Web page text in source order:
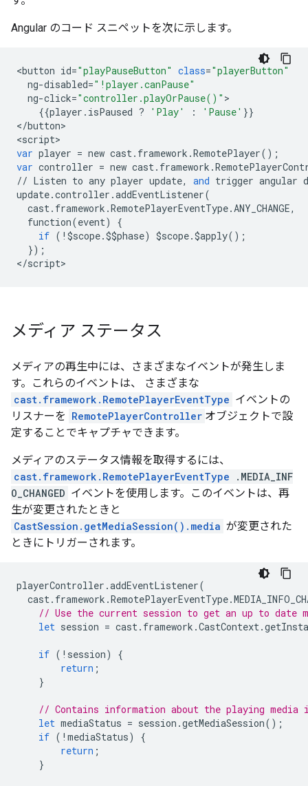
Angular のコード スニペットを次に示します。
<button id="playPauseButton" class="playerButton"
ng-disabled="!player.canPause"
ng-click="controller.playOrPause()"
{{player . isPaused ? 'Play' : 'Pause' }}
</button>
<script
var player = new cast. framework .RemotePlayer();
var controller = new cast. framework .
// Listen to any player update, and trigger angular
update.controller .addEventListener(
cast. framework .RemotePlayerEventType.ANY_CHANGE,
function(event)
{
if ( !$scope.$$phase) $scope.$apply();
});
</script>
メディア ステータス
メディアの再生中には、さまざまなイベントが発生しま
す。これらのイベントは、 さまざまな
cast.framework.RemotePlayerEventType イベントの
リスナーを RemotePlayerController オブジェクトで設
定することでキャプチャできます。
メディアのステータス情報を取得するには、
cast.framework.RemotePlayerEventType
.MEDIA_INF
O_CHANGED イベントを使用します。このイベントは、再
生が変更されたときと
CastSession.getMediaSession().media が変更された
ときにトリガーされます。
playerController .addEventListener(
cast. framework .RemotePlayerEventType.
// Use the current session to get an up to date
let session = cast. framework .CastContext.
if ( ! session)
{
return ;
}
// Contains information about the playing media
let mediaStatus = session .getMediaSession();
if ( ! mediaStatus)
{
return ;
}